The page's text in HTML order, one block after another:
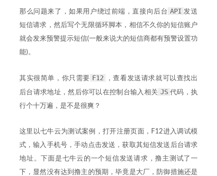
那么问题来了，如果用户绕过前端，直接向后台 API 发送
短信请求，然后写个无限循环脚本，相信不久你的短信账户
就会发来预警提示短信(一般来说大的短信商都有预警设置功
能)。
其实很简单，你只需要 F12 ，查看发送请求就可以查找出
后台请求地址，然后你可以在控制台输入相关 JS 代码，执
行个十万遍，是不是很爽？
这里以七牛云为测试案例，打开注册页面，F12进入调试模
式，输入手机号，手动点击发送，获取其短信发送后台请求
地址。下面是七牛云的一个短信发送请求，撸主测试了一
下，显然没有达到撸主的预期，毕竟是大厂，防御措施还是